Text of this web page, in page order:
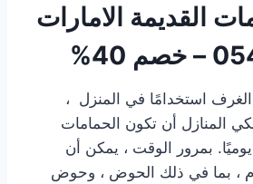
القديمة الامارات
40%
استخدامًا في المنزل ،
المنازل أن تكون الحمامات
بمرور الوقت ، يمكن أن
، بما في ذلك الحوض ، وحوض